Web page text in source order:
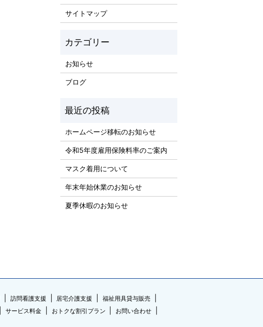
サイトマップ
お知らせ
ブログ
ホームページ移転のお知らせ
令和5年度雇用保険料率のご案内
マスク着用について
年末年始休業のお知らせ
夏季休暇のお知らせ
訪問看護支援 居宅介護支援
福祉用具貸与販売
サービス料金 おトクな割引プラン
お問い合わせ